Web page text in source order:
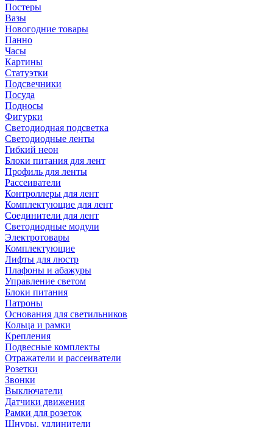
Постеры
Вазы
Новогодние товары
Панно
Часы
Картины
Статуэтки
Подсвечники
Посуда
Подносы
Фигурки
Светодиодная подсветка
Светодиодные ленты
Гибкий неон
Блоки питания для лент
Профиль для ленты
Рассеиватели
Контроллеры для лент
Комплектующие для лент
Соединители для лент
Светодиодные модули
Электротовары
Комплектующие
Лифты для люстр
Плафоны и абажуры
Управление светом
Блоки питания
Патроны
Основания для светильников
Кольца и рамки
Крепления
Подвесные комплекты
Отражатели и рассеиватели
Розетки
Звонки
Выключатели
Датчики движения
Рамки для розеток
Шнуры, удлинители